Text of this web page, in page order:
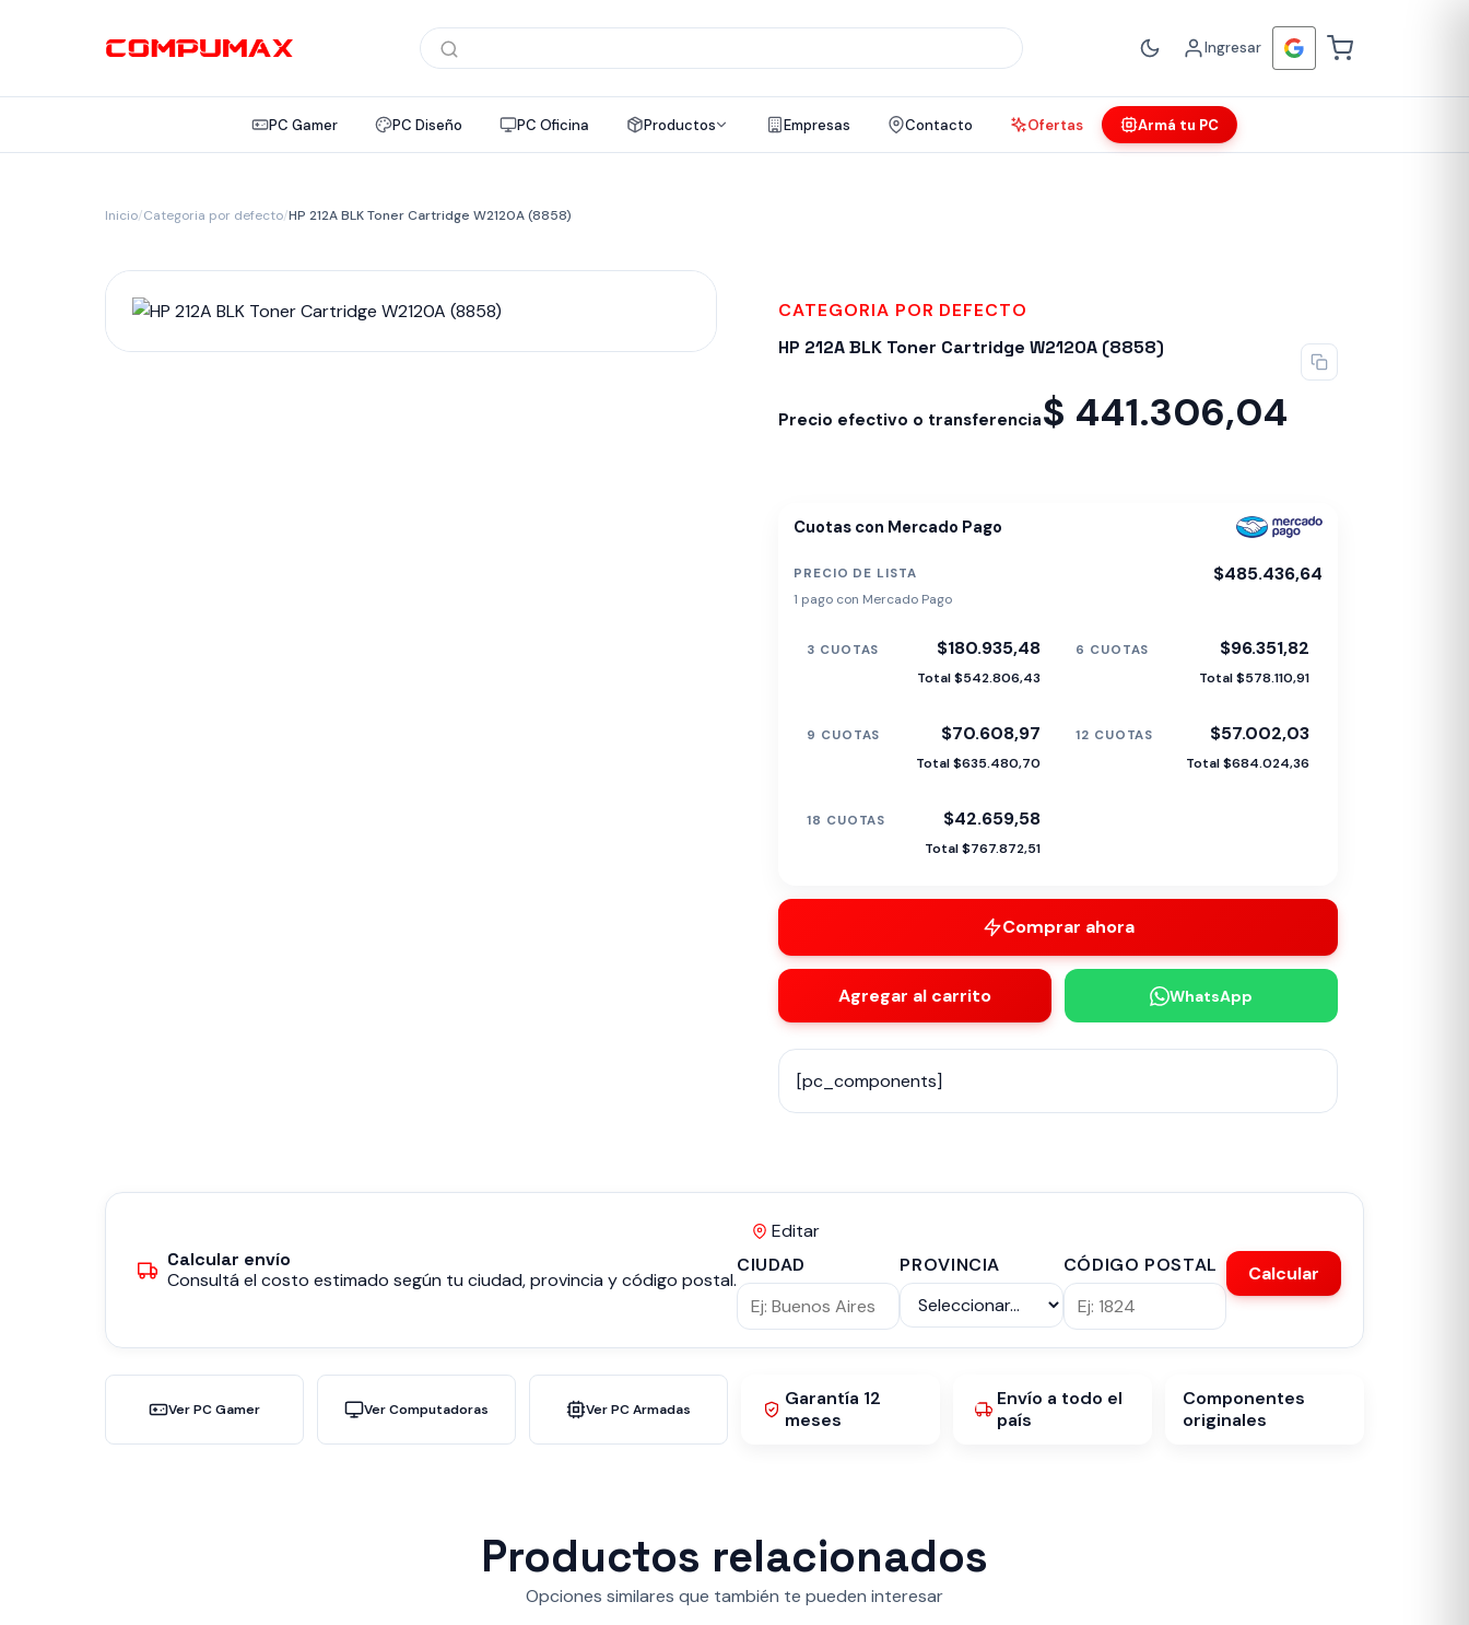
Búsqueda
de
productos
Ingresar
PC Gamer PC Diseño PC Oficina Productos Empresas Contacto Ofertas Armá tu PC
Inicio/Categoria por defecto/HP 212A BLK Toner Cartridge W2120A (8858)
CATEGORIA POR DEFECTO
HP 212A BLK Toner Cartridge W2120A (8858)
Precio efectivo o transferencia$ 441.306,04
Cuotas con Mercado Pago
PRECIO DE LISTA $485.436,64
1 pago con Mercado Pago
3 CUOTAS $180.935,48
Total $542.806,43
6 CUOTAS $96.351,82
Total $578.110,91
9 CUOTAS $70.608,97
Total $635.480,70
12 CUOTAS $57.002,03
Total $684.024,36
18 CUOTAS $42.659,58
Total $767.872,51
Comprar ahora
Agregar al carrito WhatsApp
[pc_components]
Calcular envío
Consultá el costo estimado según tu ciudad, provincia y código postal.
Editar
CIUDAD
PROVINCIA CÓDIGO POSTAL Calcular
Ver PC Gamer Ver Computadoras Ver PC Armadas
Garantía 12
meses
Envío a todo el
país
Componentes
originales
Productos relacionados
Opciones similares que también te pueden interesar